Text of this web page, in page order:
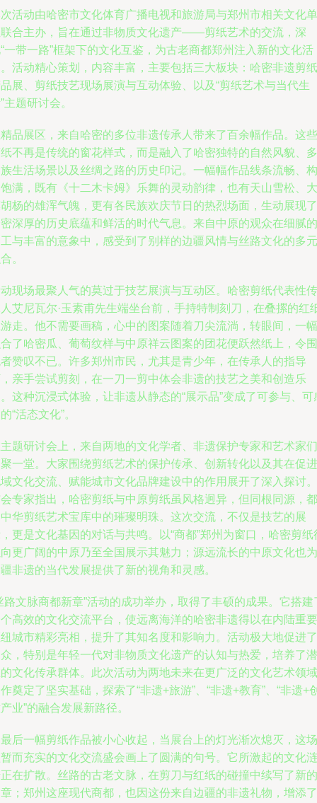
活动由哈密市文化体育广播电视和旅游局与郑州市相关文化单
合主办，旨在通过非物质文化遗产——剪纸艺术的交流，深
一带一路”框架下的文化互鉴，为古老商都郑州注入新的文化活
活动精心策划，内容丰富，主要包括三大板块：哈密非遗剪纸
展、剪纸技艺现场展演与互动体验、以及“剪纸艺术与当代生
主题研讨会。
品展区，来自哈密的多位非遗传承人带来了百余幅作品。这些
不再是传统的窗花样式，而是融入了哈密独特的自然风貌、多
生活场景以及丝绸之路的历史印记。一幅幅作品线条流畅、构
满，既有《十二木卡姆》乐舞的灵动韵律，也有天山雪松、大
杨的雄浑气魄，更有各民族欢庆节日的热烈场面，生动展现了
深厚的历史底蕴和鲜活的时代气息。来自中原的观众在细腻的
与丰富的意象中，感受到了别样的边疆风情与丝路文化的多元
。
现场最聚人气的莫过于技艺展演与互动区。哈密剪纸代表性传
艾尼瓦尔·玉素甫先生端坐台前，手持特制刻刀，在叠摞的红
走。他不需要画稿，心中的图案随着刀尖流淌，转眼间，一幅
了哈密瓜、葡萄纹样与中原祥云图案的团花便跃然纸上，令围
赞叹不已。许多郑州市民，尤其是青少年，在传承人的指导
亲手尝试剪刻，在一刀一剪中体会非遗的技艺之美和创造乐
这种沉浸式体验，让非遗从静态的“展示品”变成了可参与、可
“活态文化”。
题研讨会上，来自两地的文化学者、非遗保护专家和艺术家们
一堂。大家围绕剪纸艺术的保护传承、创新转化以及其在促进
文化交流、赋能城市文化品牌建设中的作用展开了深入探讨。
专家指出，哈密剪纸与中原剪纸虽风格迥异，但同根同源，都
华剪纸艺术宝库中的璀璨明珠。这次交流，不仅是技艺的展
更是文化基因的对话与共鸣。以“商都”郑州为窗口，哈密剪纸
更广阔的中原乃至全国展示其魅力；源远流长的中原文化也为
非遗的当代发展提供了新的视角和灵感。
路文脉商都新章”活动的成功举办，取得了丰硕的成果。它搭建
高效的文化交流平台，使远离海洋的哈密非遗得以在内陆重要
城市精彩亮相，提升了其知名度和影响力。活动极大地促进了
，特别是年轻一代对非物质文化遗产的认知与热爱，培养了潜
文化传承群体。此次活动为两地未来在更广泛的文化艺术领域
奠定了坚实基础，探索了“非遗+旅游”、“非遗+教育”、“非遗+
业”的融合发展新路径。
后一幅剪纸作品被小心收起，当展台上的灯光渐次熄灭，这场
而充实的文化交流盛会画上了圆满的句号。它所激起的文化涟
在扩散。丝路的古老文脉，在剪刀与红纸的碰撞中续写了新的
；郑州这座现代商都，也因这份来自边疆的非遗礼物，增添了